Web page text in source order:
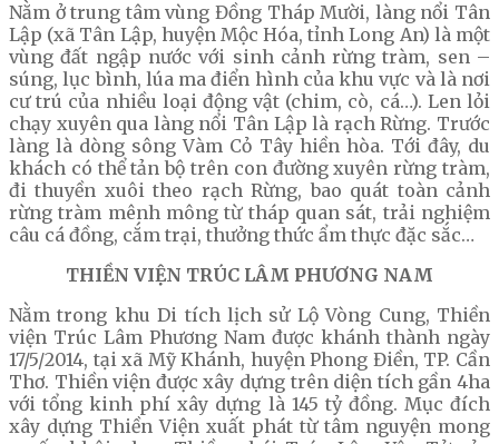
Nằm ở trung tâm vùng Đồng Tháp Mười, làng nổi Tân
Lập (xã Tân Lập, huyện Mộc Hóa, tỉnh Long An) là một
vùng đất ngập nước với sinh cảnh rừng tràm, sen –
súng, lục bình, lúa ma điển hình của khu vực và là nơi
cư trú của nhiều loại động vật (chim, cò, cá…). Len lỏi
chạy xuyên qua làng nổi Tân Lập là rạch Rừng. Trước
làng là dòng sông Vàm Cỏ Tây hiền hòa. Tới đây, du
khách có thể tản bộ trên con đường xuyên rừng tràm,
đi thuyền xuôi theo rạch Rừng, bao quát toàn cảnh
rừng tràm mênh mông từ tháp quan sát, trải nghiệm
câu cá đồng, cắm trại, thưởng thức ẩm thực đặc sắc…
THIỀN VIỆN TRÚC LÂM PHƯƠNG NAM
Nằm trong khu Di tích lịch sử Lộ Vòng Cung, Thiền
viện Trúc Lâm Phương Nam được khánh thành ngày
17/5/2014, tại xã Mỹ Khánh, huyện Phong Điền, TP. Cần
Thơ. Thiền viện được xây dựng trên diện tích gần 4ha
với tổng kinh phí xây dựng là 145 tỷ đồng. Mục đích
xây dựng Thiền Viện xuất phát từ tâm nguyện mong